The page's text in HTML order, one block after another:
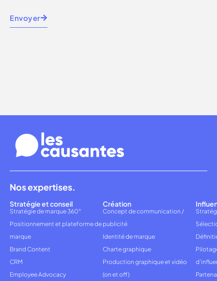
Envoyer
Nos expertises.
Stratégie et conseil
Stratégie de marque 360°
Positionnement et plateforme de
marque
Brand Content
CRM
Employee Advocacy
Création
Concept de communication /
publicité
Identité de marque
Charte graphique
Production graphique et vidéo
(on et off)